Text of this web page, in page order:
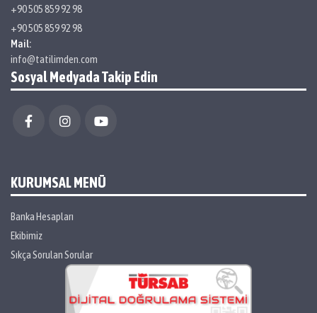
+90 505 859 92 98
+90 505 859 92 98
Mail:
info@tatilimden.com
Sosyal Medyada Takip Edin
KURUMSAL MENÜ
Banka Hesapları
Ekibimiz
Sıkça Sorulan Sorular